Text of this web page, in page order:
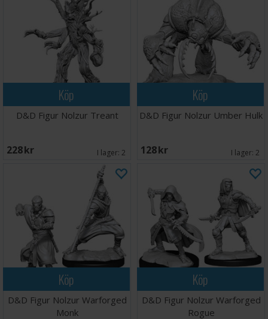
Köp
D&D Figur Nolzur Treant
228 SEK I lager: 2
Köp
D&D Figur Nolzur Umber Hulk
128 SEK I lager: 2
Köp
D&D Figur Nolzur Warforged
Monk
Köp
D&D Figur Nolzur Warforged
Rogue